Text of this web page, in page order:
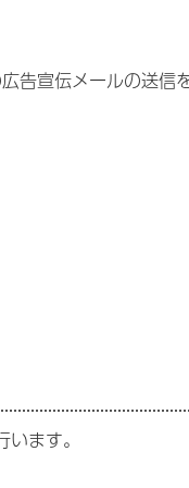
宣伝メールの送信
ます。